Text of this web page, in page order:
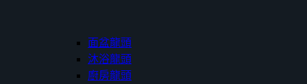
面盆龍頭
沐浴龍頭
廚房龍頭